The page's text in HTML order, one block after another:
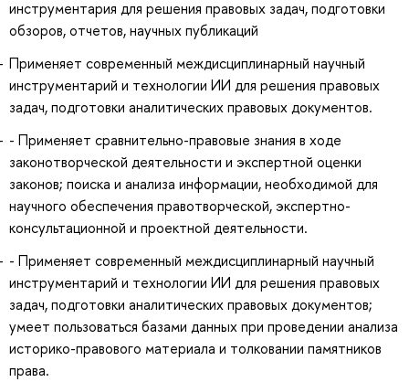
инструментария для решения правовых задач, подготовки
обзоров, отчетов, научных публикаций
Применяет современный междисциплинарный научный
инструментарий и технологии ИИ для решения правовых
задач, подготовки аналитических правовых документов.
- Применяет сравнительно-правовые знания в ходе
законотворческой деятельности и экспертной оценки
законов; поиска и анализа информации, необходимой для
научного обеспечения правотворческой, экспертно-
консультационной и проектной деятельности.
- Применяет современный междисциплинарный научный
инструментарий и технологии ИИ для решения правовых
задач, подготовки аналитических правовых документов;
умеет пользоваться базами данных при проведении анализа
историко-правового материала и толковании памятников
права.